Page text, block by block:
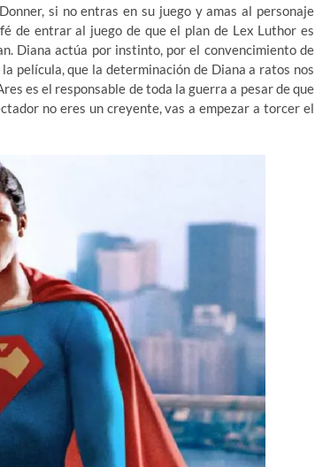
si no entras en su juego y amas al personaje
de entrar al juego de que el plan de Lex Luthor es
Diana actúa por instinto, por el convencimiento de
película, que la determinación de Diana a ratos nos
es el responsable de toda la guerra a pesar de que
no eres un creyente, vas a empezar a torcer el